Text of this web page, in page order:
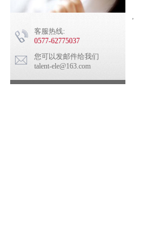
客服热线:
0577-62775037
您可以发邮件给我们
talent-ele@163.com
,